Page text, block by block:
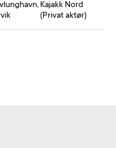
Kajakk Nord
(Privat aktør)